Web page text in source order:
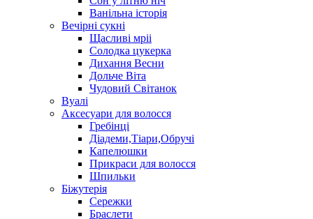
Ванільна історія
Вечірні сукні
Щасливі мріі
Солодка цукерка
Дихання Весни
Дольче Віта
Чудовий Світанок
Вуалі
Аксесуари для волосся
Гребінці
Діадеми,Тіари,Обручі
Капелюшки
Прикраси для волосся
Шпильки
Біжутерія
Cережки
Браслети